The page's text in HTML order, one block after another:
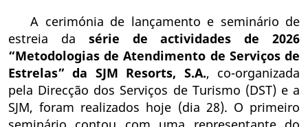
A cerimónia de lançamento e seminário de
estreia da série de actividades de 2026
“Metodologias de Atendimento de Serviços de
Estrelas” da SJM Resorts, S.A., co-organizada
pela Direcção dos Serviços de Turismo (DST) e a
SJM, foram realizados hoje (dia 28). O primeiro